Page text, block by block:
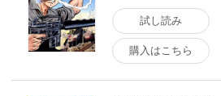
試し読み
購入はこちら